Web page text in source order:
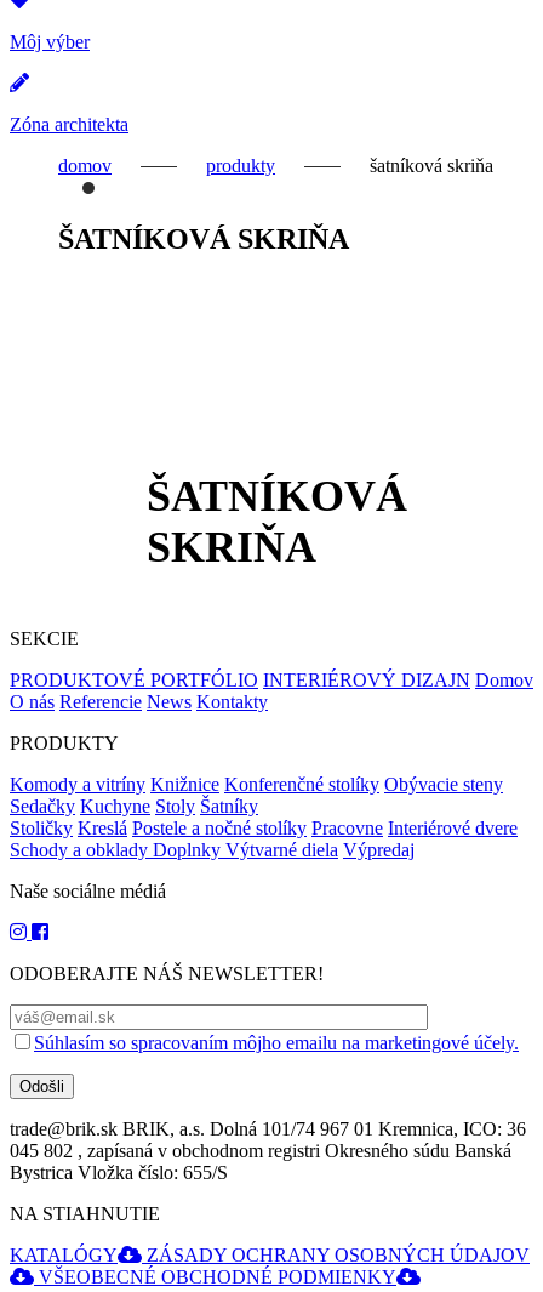
Môj výber
Zóna architekta
domov
produkty šatníková skriňa
ŠATNÍKOVÁ SKRIŇA
ŠATNÍKOVÁ
SKRIŇA
SEKCIE
PRODUKTOVÉ PORTFÓLIO INTERIÉROVÝ DIZAJN Domov
O nás Referencie News Kontakty
PRODUKTY
Komody a vitríny Knižnice Konferenčné stolíky Obývacie steny
Sedačky Kuchyne Stoly Šatníky
Stoličky Kreslá Postele a nočné stolíky Pracovne Interiérové dvere
Schody a obklady Doplnky Výtvarné diela Výpredaj
Naše sociálne médiá
ODOBERAJTE NÁŠ NEWSLETTER!
Súhlasím so spracovaním môjho emailu na marketingové účely.
trade@brik.sk BRIK, a.s. Dolná 101/74 967 01 Kremnica, ICO: 36
045 802 , zapísaná v obchodnom registri Okresného súdu Banská
Bystrica Vložka číslo: 655/S
NA STIAHNUTIE
KATALÓGY
ZÁSADY OCHRANY OSOBNÝCH ÚDAJOV
VŠEOBECNÉ OBCHODNÉ PODMIENKY